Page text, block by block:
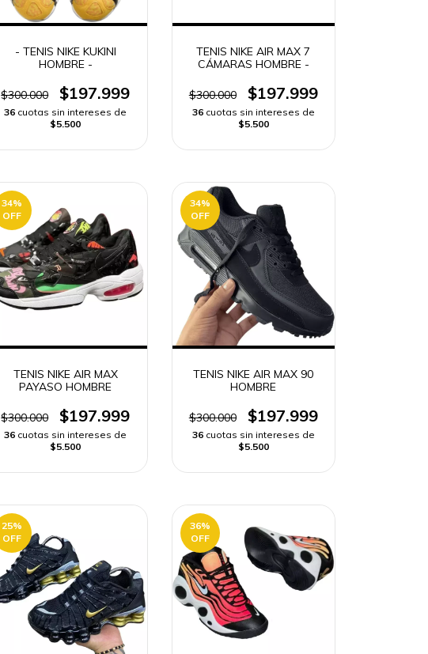
- TENIS NIKE KUKINI
HOMBRE -
$300.000 $197.999
36 cuotas sin intereses de
$5.500
TENIS NIKE AIR MAX 7
CÁMARAS HOMBRE -
$300.000 $197.999
36 cuotas sin intereses de
$5.500
34%
OFF
TENIS NIKE AIR MAX
PAYASO HOMBRE
$300.000 $197.999
36 cuotas sin intereses de
$5.500
34%
OFF
TENIS NIKE AIR MAX 90
HOMBRE
$300.000 $197.999
36 cuotas sin intereses de
$5.500
25%
OFF
36%
OFF